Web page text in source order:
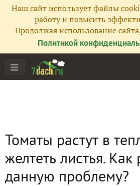
Наш сайт использует файлы
работу и повысить
Продолжая использование
Политикой
Томаты растут в
желтеть листья. Как
данную проблему?